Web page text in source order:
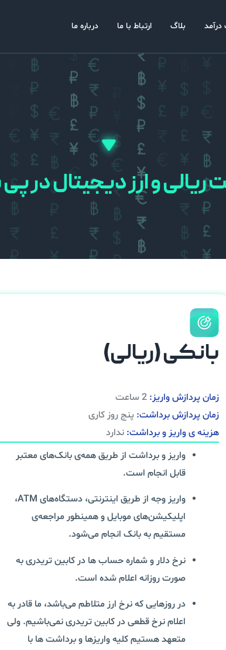
بلاگ ارتباط با ما درباره ما
ریالی و ارز دیجیتال در
بانکی (ریالی)
زمان پردازش واریز:2 ساعت
زمان پردازش برداشت:پنج روز کاری
هزینه ی واریز و برداشت:ندارد
واریز و برداشت از طریق همه‌ی بانک‌های معتبر
قابل انجام است.
واریز وجه از طریق اینترنتی، دستگاه‌های ATM،
اپلیکیشن‌‌های موبایل و همینطور مراجعه‌ی
مستقیم به بانک انجام می‌شود.
نرخ دلار و شماره حساب ها در کابین تریدری به
صورت روزانه اعلام شده است.
در روزهایی که نرخ ارز متلاطم می‌باشد، ما قادر به
اعلام نرخ قطعی در کابین تریدری نمی‌باشیم. ولی
متعهد هستیم کلیه واریزها و برداشت ها با